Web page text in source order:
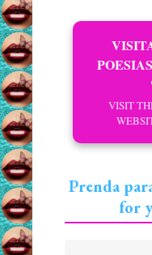
VISIT
Prenda
for